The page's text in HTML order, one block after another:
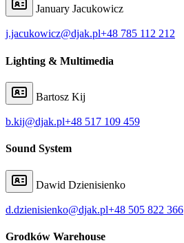
January Jacukowicz
j.jacukowicz@djak.pl+48 785 112 212
Lighting & Multimedia
Bartosz Kij
b.kij@djak.pl+48 517 109 459
Sound System
Dawid Dzienisienko
d.dzienisienko@djak.pl+48 505 822 366
Grodków Warehouse